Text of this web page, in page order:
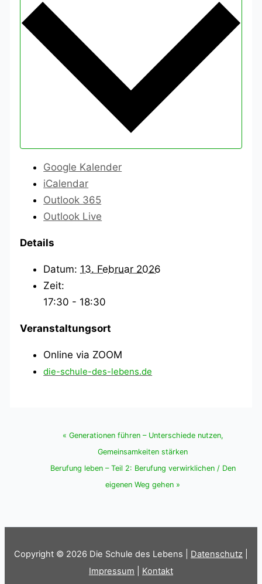
Google Kalender
iCalendar
Outlook 365
Outlook Live
Details
Datum: 13. Februar 2026
Zeit:
17:30 - 18:30
Veranstaltungsort
Online via ZOOM
« Generationen führen – Unterschiede nutzen,
Gemeinsamkeiten stärken
Berufung leben – Teil 2: Berufung verwirklichen / Den
eigenen Weg gehen »
Copyright © 2026 Die Schule des Lebens | Datenschutz
Impressum
Kontakt